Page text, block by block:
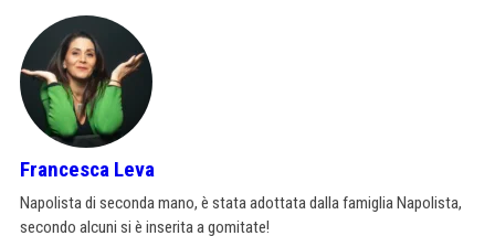
Francesca Leva
Napolista di seconda mano, è stata adottata dalla famiglia Napolista,
secondo alcuni si è inserita a gomitate!